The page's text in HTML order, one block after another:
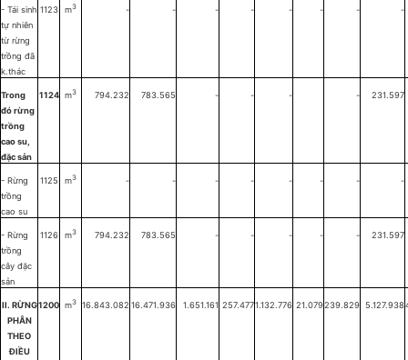
- Tái sinh
tự nhiên
từ rừng
trồng đã
k.thác
1123 m3 - - - - - - - -
Trong
đó rừng
trồng
cao su,
đặc sản
1124 m3 794.232 783.565 - - - - 231.597
- Rừng
trồng
cao su
1125 m3 - - - - - - - -
- Rừng
trồng
cây đặc
sản
1126 m3 794.232 783.565 - - - - - 231.597
II. RỪNG
PHÂN
THEO
ĐIỀU
1200 m3 16.843.082 16.471.936 1.651.161 257.4771.132.776 21.079239.829 5.127.938